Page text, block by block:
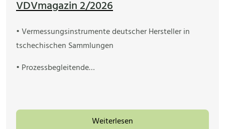
VDVmagazin 2/2026
• Vermessungsinstrumente deutscher Hersteller in
tschechischen Sammlungen
• Prozessbegleitende…
Weiterlesen